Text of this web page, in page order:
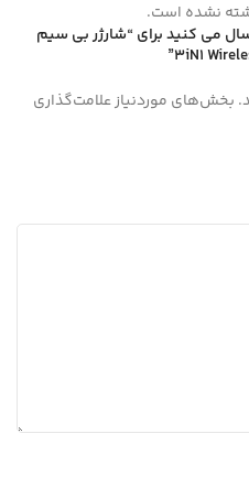
نشده است.
می کنید برای “شارژر بی سیم
بخش‌های موردنیاز علامت‌گذاری